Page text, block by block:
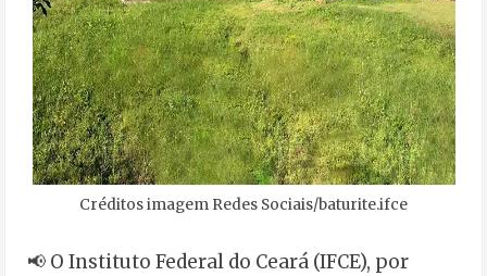
Créditos imagem Redes Sociais/baturite.ifce
📢 O Instituto Federal do Ceará (IFCE), por